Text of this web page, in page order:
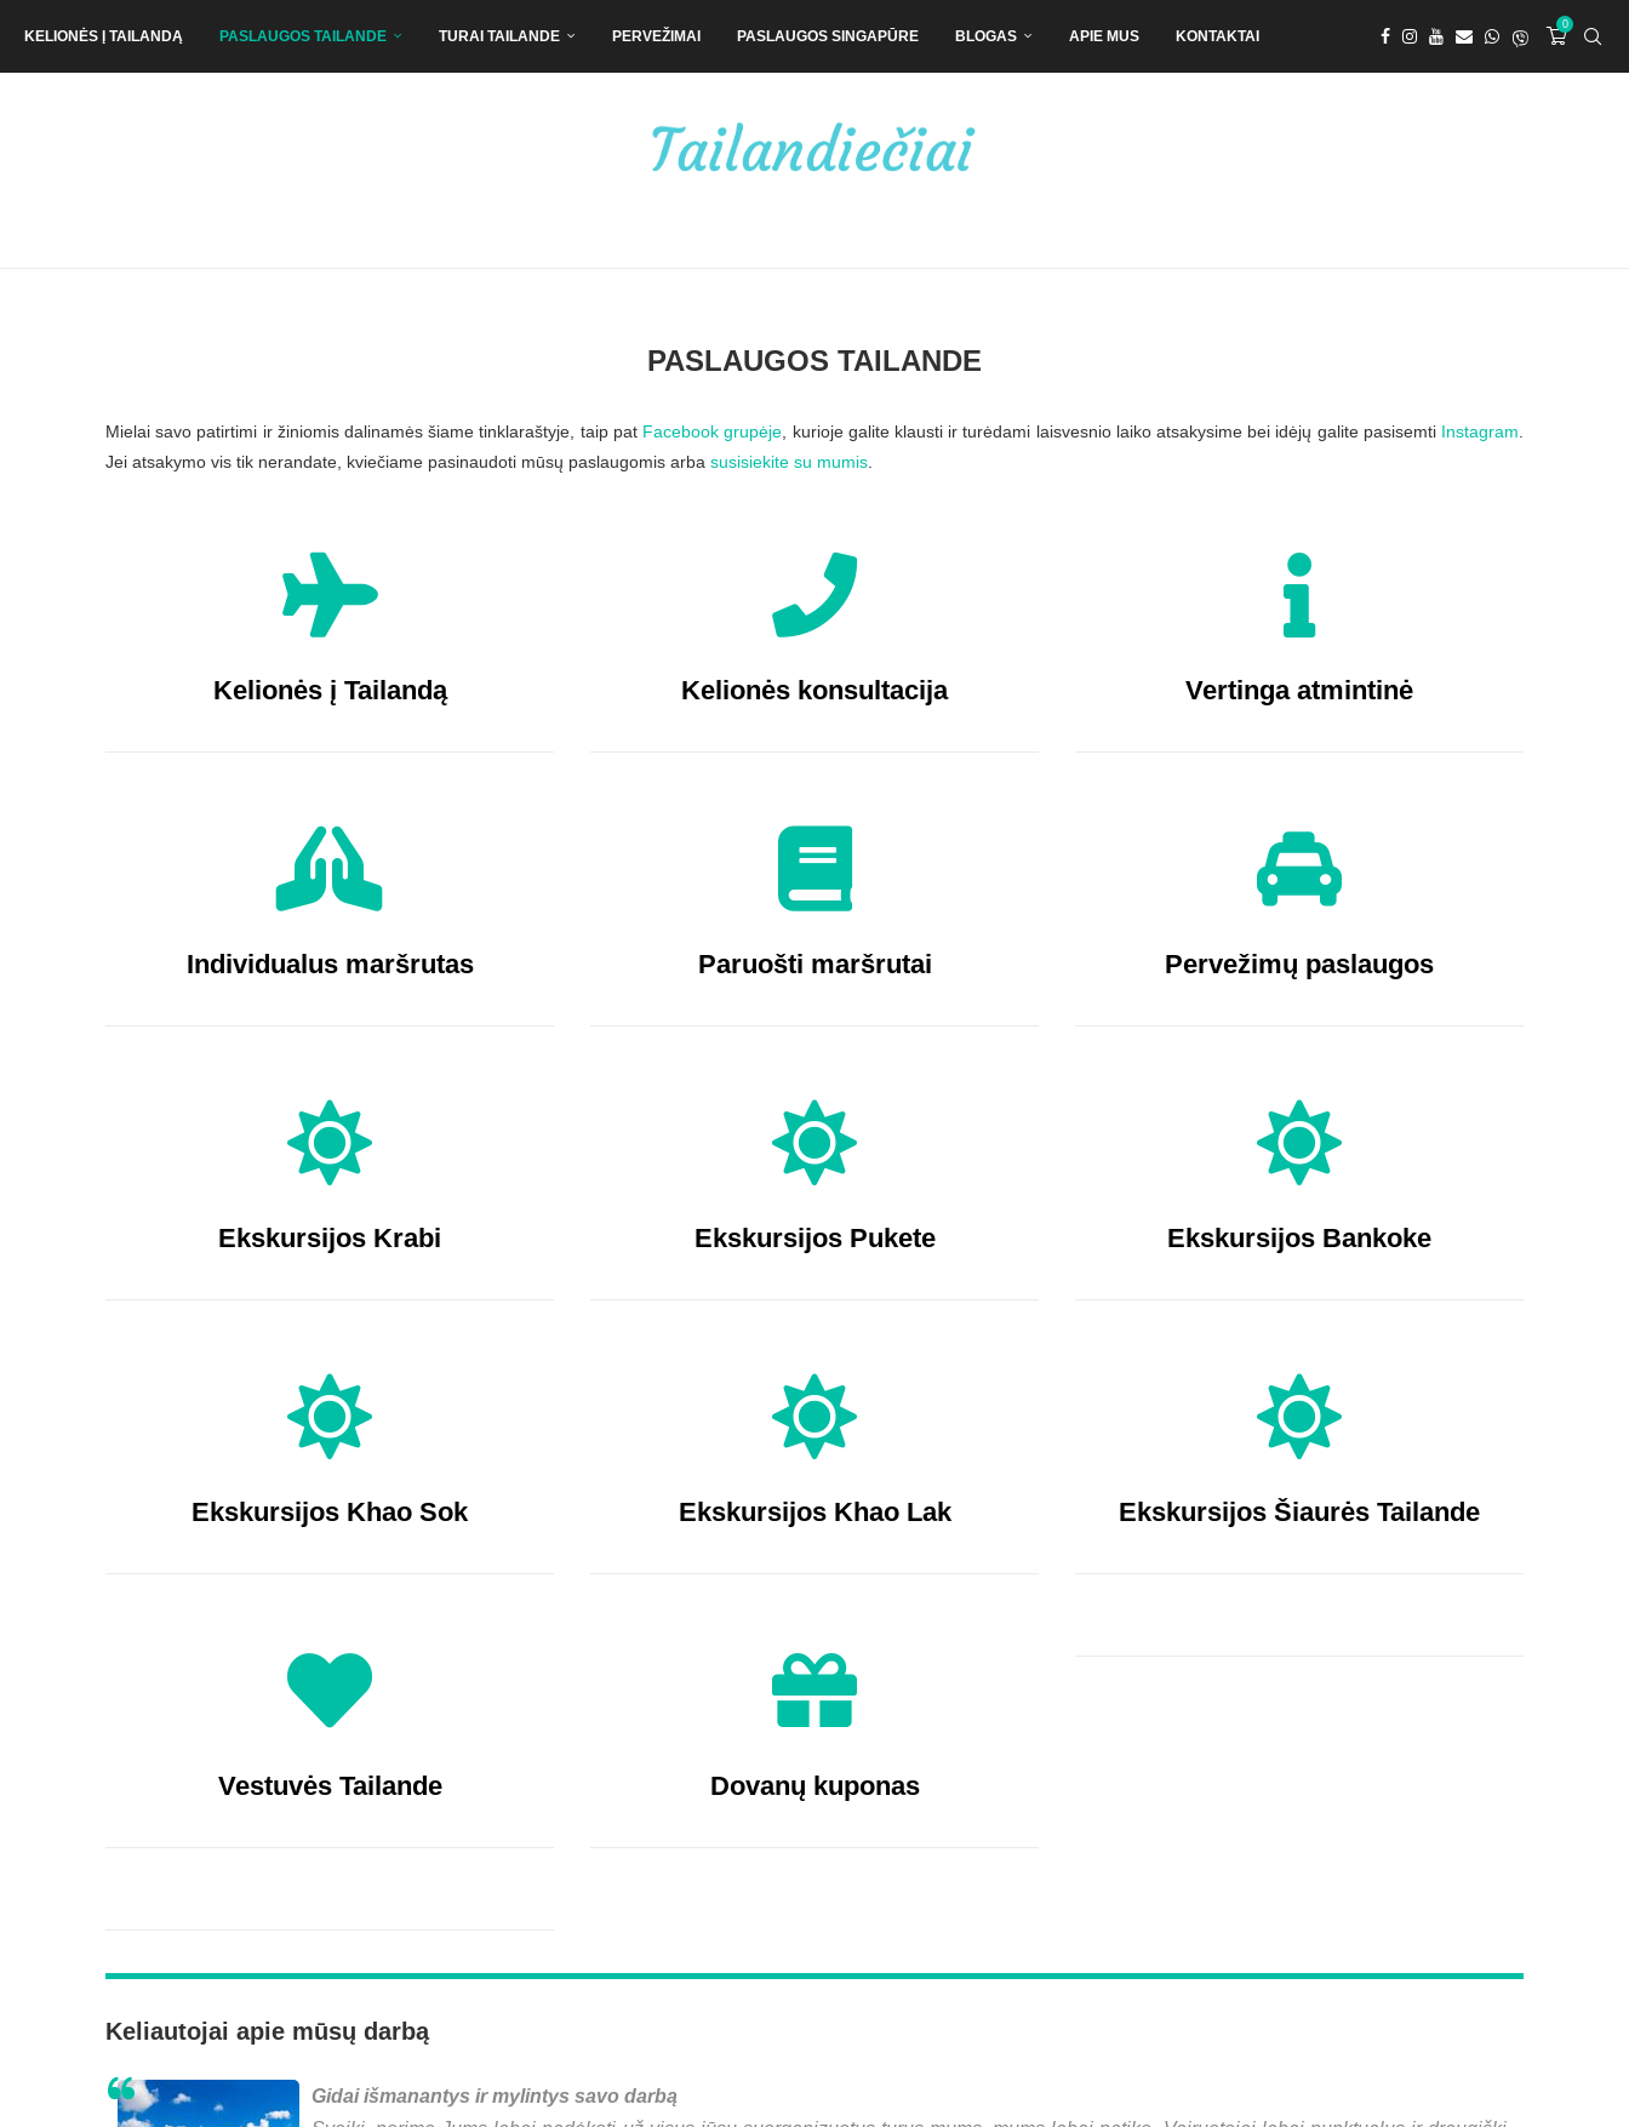
KELIONĖS Į TAILANDĄ PASLAUGOS TAILANDE TURAI TAILANDE PERVEŽIMAI PASLAUGOS SINGAPŪRE BLOGAS APIE MUS KONTAKTAI
0
PASLAUGOS TAILANDE
Mielai savo patirtimi ir žiniomis dalinamės šiame tinklaraštyje , taip pat Facebook grupėje , kurioje galite klausti ir turėdami laisvesnio laiko atsakysimebei idėjų galite pasisemti Instagram
Jei atsakymo vis tik nerandate, kviečiame pasinaudoti mūsų paslaugomis arba susisiekite su mumis
Kelionės į Tailandą Kelionės konsultacija Vertinga atmintinė
Individualus maršrutas Paruošti maršrutai Pervežimų paslaugos
Ekskursijos Krabi Ekskursijos Pukete Ekskursijos Bankoke
Ekskursijos Khao Sok Ekskursijos Khao Lak Ekskursijos Šiaurės Tailande
Vestuvės Tailande Dovanų kuponas
Keliautojai apie mūsų darbą
Gidai išmanantys ir mylintys savo darbą